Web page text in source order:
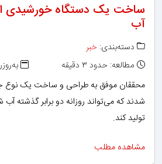
ساخت یک دستگاه خورشیدی
آب
دسته‌بندی: خبر
مطالعه: حدود ۳ دقیقه
محققان موفق به طراحی و ساخت یک نوع
شدند که می‌تواند روزانه دو برابر گذشته
تولید کند.
مشاهده مطلب